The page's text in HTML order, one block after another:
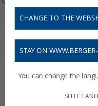
CHANGE TO THE
STAY ON
You can change the
SELECT